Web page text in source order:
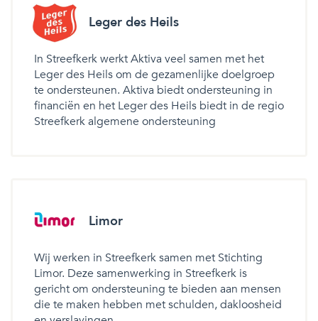
Leger des Heils
In Streefkerk werkt Aktiva veel samen met het
Leger des Heils om de gezamenlijke doelgroep
te ondersteunen. Aktiva biedt ondersteuning in
financiën en het Leger des Heils biedt in de regio
Streefkerk algemene ondersteuning
Limor
Wij werken in Streefkerk samen met Stichting
Limor. Deze samenwerking in Streefkerk is
gericht om ondersteuning te bieden aan mensen
die te maken hebben met schulden, dakloosheid